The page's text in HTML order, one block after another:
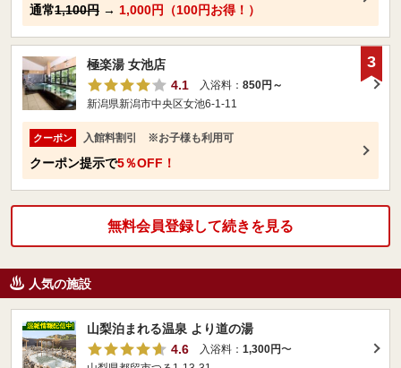
通常1,100円 → 1,000円（100円お得！）
極楽湯 女池店
4.1
入浴料： 850円～
新潟県新潟市中央区女池6-1-11
クーポン 入館料割引 ※お子様も利用可
クーポン提示で5％OFF！
3
無料会員登録して続きを見る
人気の施設
山梨泊まれる温泉 より道の湯
4.6
入浴料： 1,300円〜